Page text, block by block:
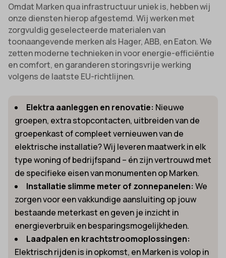
Omdat Marken qua infrastructuur uniek is, hebben wij
onze diensten hierop afgestemd. Wij werken met
zorgvuldig geselecteerde materialen van
toonaangevende merken als Hager, ABB, en Eaton. We
zetten moderne technieken in voor energie-efficiëntie
en comfort, en garanderen storingsvrije werking
volgens de laatste EU-richtlijnen.
Elektra aanleggen en renovatie: Nieuwe
groepen, extra stopcontacten, uitbreiden van de
groepenkast of compleet vernieuwen van de
elektrische installatie? Wij leveren maatwerk in elk
type woning of bedrijfspand – én zijn vertrouwd met
de specifieke eisen van monumenten op Marken.
Installatie slimme meter of zonnepanelen: We
zorgen voor een vakkundige aansluiting op jouw
bestaande meterkast en geven je inzicht in
energieverbruik en besparingsmogelijkheden.
Laadpalen en krachtstroomoplossingen:
Elektrisch rijden is in opkomst, en Marken is volop in